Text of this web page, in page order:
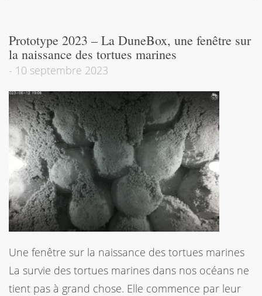
Prototype 2023 – La DuneBox, une fenêtre sur
la naissance des tortues marines
- 10 septembre 2023
Une fenêtre sur la naissance des tortues marines
La survie des tortues marines dans nos océans ne
tient pas à grand chose. Elle commence par leur